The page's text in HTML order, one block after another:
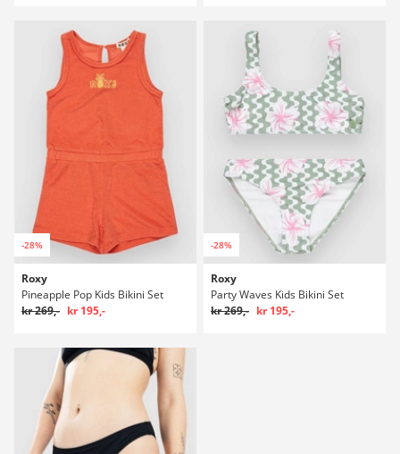
-28%
Roxy
Pineapple Pop Kids Bikini Set
kr 269,- kr 195,-
-28%
Roxy
Party Waves Kids Bikini Set
kr 269,- kr 195,-